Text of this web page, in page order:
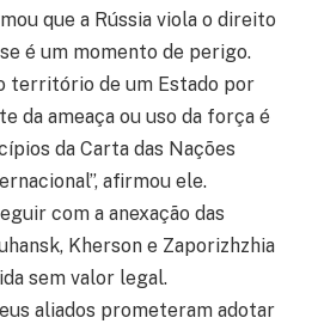
que a Rússia viola o direito
é um momento de perigo.
território de um Estado por
da ameaça ou uso da força é
da Carta das Nações
afirmou ele.
com a anexação das
Kherson e Zaporizhzhia
sem valor legal.
aliados prometeram adotar